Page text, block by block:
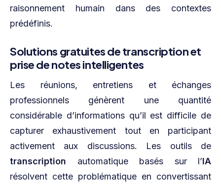
raisonnement humain dans des contextes
prédéfinis.
Solutions gratuites de transcription et
prise de notes intelligentes
Les réunions, entretiens et échanges
professionnels génèrent une quantité
considérable d’informations qu’il est difficile de
capturer exhaustivement tout en participant
activement aux discussions. Les outils de
transcription automatique basés sur l’IA
résolvent cette problématique en convertissant